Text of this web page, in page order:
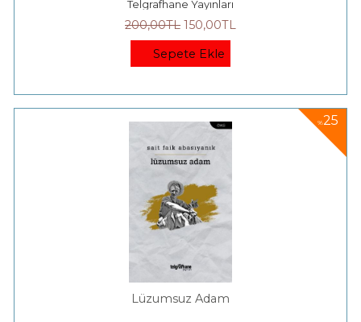
Telgrafhane Yayınları
200,00TL 150,00TL
Sepete Ekle
%25
Lüzumsuz Adam